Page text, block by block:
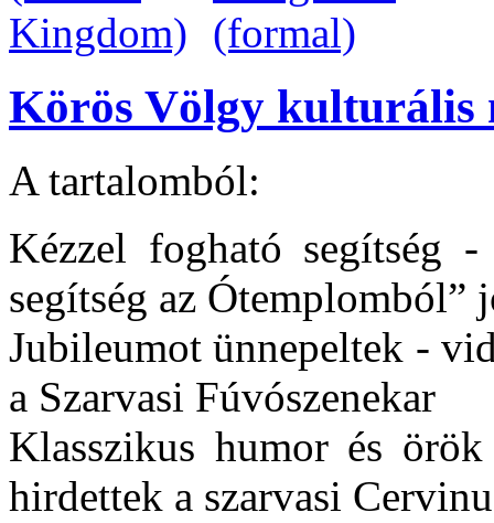
Körös Völgy kulturális
A tartalomból:
Kézzel fogható segítség
segítség az Ótemplomból”
Jubileumot ünnepeltek -
a Szarvasi Fúvószenekar
Klasszikus humor és
hirdettek a szarvasi